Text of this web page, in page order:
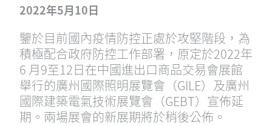
2022年5月10日
鑒於目前國內疫情防控正處於攻堅階段，為
積極配合政府防控工作部署，原定於2022年
6 月9至12日在中國進出口商品交易會展館
舉行的廣州國際照明展覽會（GILE）及廣州
國際建築電氣技術展覽會（GEBT）宣佈延
期。兩場展會的新展期將於稍後公佈。